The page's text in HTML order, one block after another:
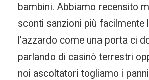
bambini. Abbiamo recensito
sconti sanzioni più facilmente
l’azzardo come una porta ci
parlando di casinò terrestri
noi ascoltatori togliamo i